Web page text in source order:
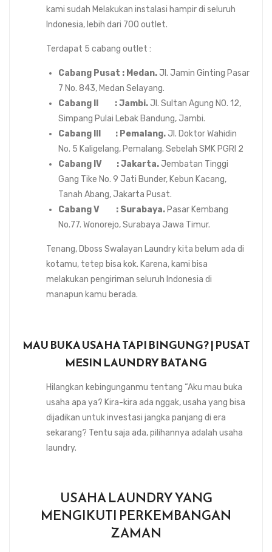
kami sudah Melakukan instalasi hampir di seluruh
Indonesia, lebih dari 700 outlet.
Terdapat 5 cabang outlet :
Cabang Pusat : Medan. Jl. Jamin Ginting Pasar
7 No. 843, Medan Selayang.
Cabang II : Jambi. Jl. Sultan Agung N0. 12,
Simpang Pulai Lebak Bandung, Jambi.
Cabang III : Pemalang. Jl. Doktor Wahidin
No. 5 Kaligelang, Pemalang. Sebelah SMK PGRI 2
Cabang IV : Jakarta. Jembatan Tinggi
Gang Tike No. 9 Jati Bunder, Kebun Kacang,
Tanah Abang, Jakarta Pusat.
Cabang V : Surabaya. Pasar Kembang
No.77. Wonorejo, Surabaya Jawa Timur.
Tenang, Dboss Swalayan Laundry kita belum ada di
kotamu, tetep bisa kok. Karena, kami bisa
melakukan pengiriman seluruh Indonesia di
manapun kamu berada.
MAU BUKA USAHA TAPI BINGUNG? | PUSAT
MESIN LAUNDRY BATANG
Hilangkan kebingunganmu tentang “Aku mau buka
usaha apa ya? Kira-kira ada nggak, usaha yang bisa
dijadikan untuk investasi jangka panjang di era
sekarang? Tentu saja ada, pilihannya adalah usaha
laundry.
USAHA LAUNDRY YANG
MENGIKUTI PERKEMBANGAN
ZAMAN